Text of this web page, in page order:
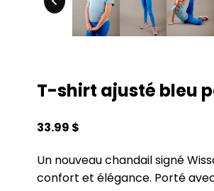
T-shirt ajusté bleu
33.99 $
Un nouveau chandail signé
confort et élégance. Porté